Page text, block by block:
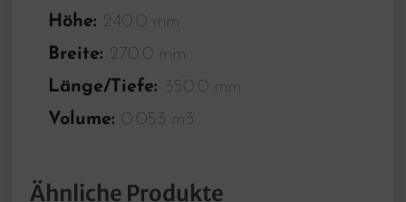
Höhe: 240.0 mm
Breite: 270.0 mm
Länge/Tiefe: 350.0 mm
Volume: 0.053 m3
Ähnliche Produkte